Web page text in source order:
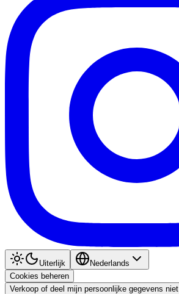
Uiterlijk
Nederlands
Cookies beheren
Verkoop of deel mijn persoonlijke gegevens niet